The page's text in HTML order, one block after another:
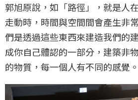
郭旭原說，如「路徑」，就是人
走動時，時間與空間間會產生非
們是透過這些東西來建造我們的
成你自己體認的一部分，建築非
的物質，每一個人有不同的感覺。